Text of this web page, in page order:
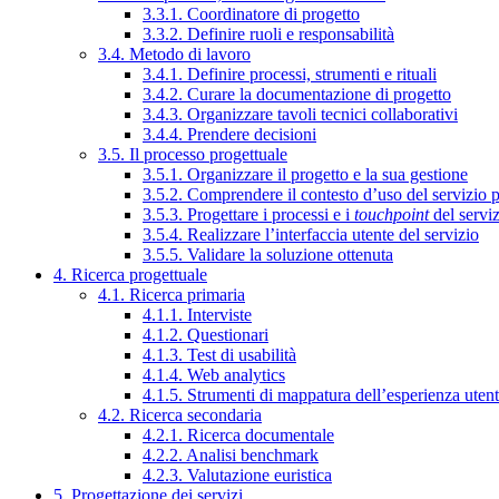
3.3.1. Coordinatore di progetto
3.3.2. Definire ruoli e responsabilità
3.4. Metodo di lavoro
3.4.1. Definire processi, strumenti e rituali
3.4.2. Curare la documentazione di progetto
3.4.3. Organizzare tavoli tecnici collaborativi
3.4.4. Prendere decisioni
3.5. Il processo progettuale
3.5.1. Organizzare il progetto e la sua gestione
3.5.2. Comprendere il contesto d’uso del servizio
3.5.3. Progettare i processi e i touchpointdel
3.5.4. Realizzare l’interfaccia utente del servizio
3.5.5. Validare la soluzione ottenuta
4. Ricerca progettuale
4.1. Ricerca primaria
4.1.1. Interviste
4.1.2. Questionari
4.1.3. Test di usabilità
4.1.4. Web analytics
4.1.5. Strumenti di mappatura dell’esperienza
4.2. Ricerca secondaria
4.2.1. Ricerca documentale
4.2.2. Analisi benchmark
4.2.3. Valutazione euristica
5. Progettazione dei servizi